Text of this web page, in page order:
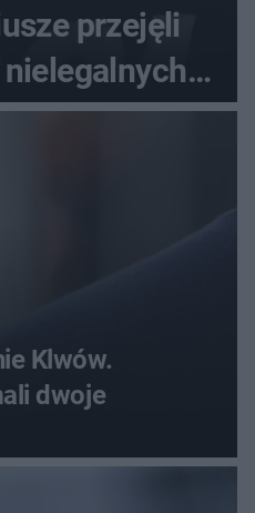
przejęli
Klwów.
dwoje